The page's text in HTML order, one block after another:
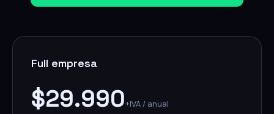
Full empresa
$29.990+IVA / anual